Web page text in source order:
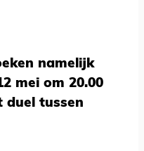
namelijk
mei om 20.00
duel tussen